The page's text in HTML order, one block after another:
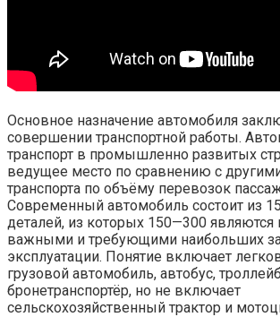
Основное назначение автомобиля
совершении транспортной работы.
транспорт в промышленно развитых
ведущее место по сравнению с
транспорта по объёму перевозок
Современный автомобиль состоит из
деталей, из которых 150—300 являются
важными и требующими наибольших
эксплуатации. Понятие включает
грузовой автомобиль, автобус,
бронетранспортёр, но не включает
сельскохозяйственный трактор и